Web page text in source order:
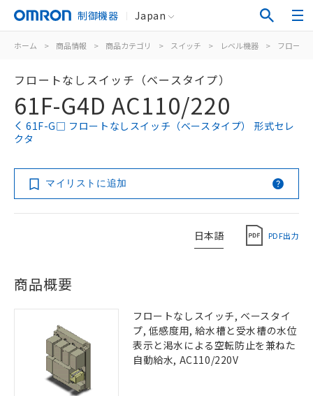
制御機器 Japan
ホーム > 商品情報 > 商品カテゴリ > スイッチ > レベル機器 > フロート
フロートなしスイッチ（ベースタイプ）
61F-G4D AC110/220
61F-G□ フロートなしスイッチ（ベースタイプ） 形式セレ
クタ
マイリストに追加
日本語 PDF出力
商品概要
フロートなしスイッチ, ベースタイ
プ, 低感度用, 給水槽と受水槽の水位
表示と渇水による空転防止を兼ねた
自動給水, AC110/220V